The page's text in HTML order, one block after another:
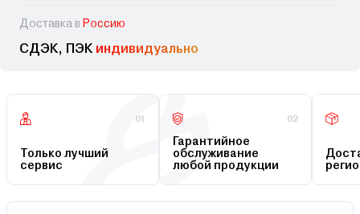
Доставка в Россию
СДЭК, ПЭК индивидуально
01
Только лучший
сервис
02
Гарантийное
обслуживание
любой продукции